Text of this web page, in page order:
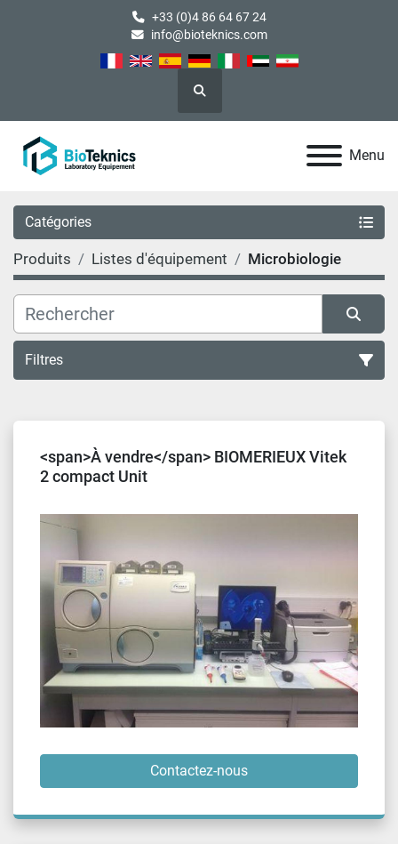
+33 (0)4 86 64 67 24
info@bioteknics.com
Rechercher
Menu
Catégories
Produits Listes d'équipement Microbiologie
Filtres
<span>À vendre</span> BIOMERIEUX Vitek
2 compact Unit
Contactez-nous